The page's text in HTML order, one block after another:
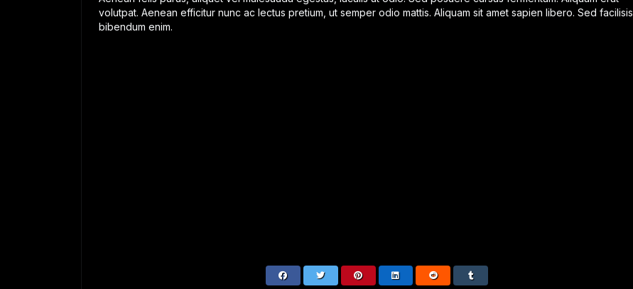
volutpat. Aenean efficitur nunc ac lectus pretium, ut semper odio mattis. Aliquam sit amet sapien libero. Sed facilisis
bibendum enim.